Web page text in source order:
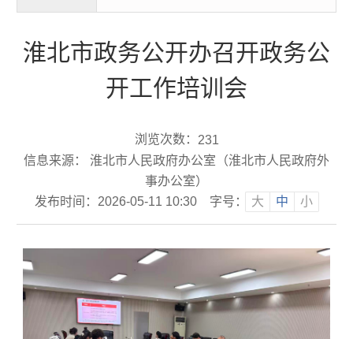
淮北市政务公开办召开政务公
开工作培训会
浏览次数： 231
信息来源： 淮北市人民政府办公室（淮北市人民政府外
事办公室）
发布时间：2026-05-11 10:30
字号： 大 中 小